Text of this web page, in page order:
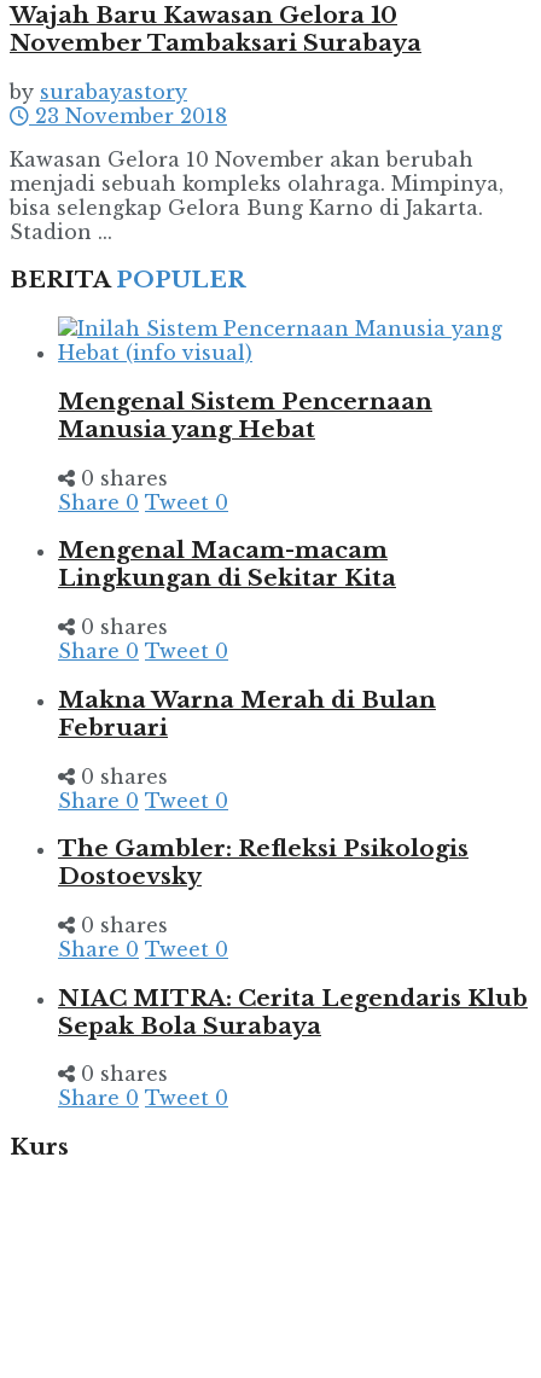
Wajah Baru Kawasan Gelora 10
November Tambaksari Surabaya
by surabayastory
23 November 2018
Kawasan Gelora 10 November akan berubah
menjadi sebuah kompleks olahraga. Mimpinya,
bisa selengkap Gelora Bung Karno di Jakarta.
Stadion ...
BERITAPOPULER
Mengenal Sistem Pencernaan
Manusia yang Hebat
0 shares
Share 0 Tweet 0
Mengenal Macam-macam
Lingkungan di Sekitar Kita
0 shares
Share 0 Tweet 0
Makna Warna Merah di Bulan
Februari
0 shares
Share 0 Tweet 0
The Gambler: Refleksi Psikologis
Dostoevsky
0 shares
Share 0 Tweet 0
NIAC MITRA: Cerita Legendaris Klub
Sepak Bola Surabaya
0 shares
Share 0 Tweet 0
Kurs